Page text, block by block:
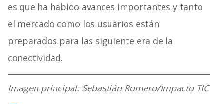
es que ha habido avances importantes y tanto
el mercado como los usuarios están
preparados para las siguiente era de la
conectividad.
Imagen principal: Sebastián Romero/Impacto TIC